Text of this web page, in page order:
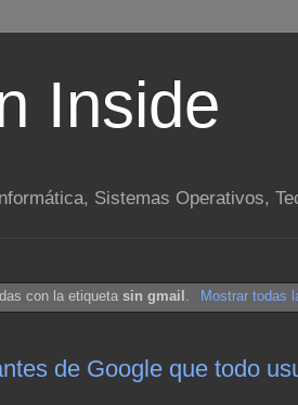
Inside
Sistemas Operativos,
con la etiquetasin gmail . Mostrar todas
de Google que todo